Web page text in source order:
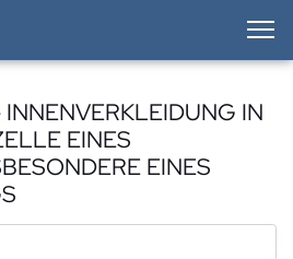
IN
EINES
EINES